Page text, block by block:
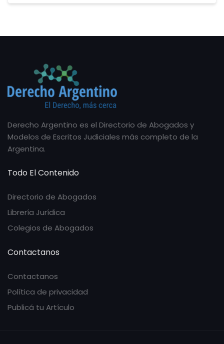
Derecho Argentino es el Directorio de Abogados y
Modelos de Escritos Judiciales más completo de la
Argentina.
Todo El Contenido
Directorio de Abogados
Librería Jurídica
Colegios de Abogados
Contactanos
Contactanos
Política de privacidad
Publicá tu Artículo